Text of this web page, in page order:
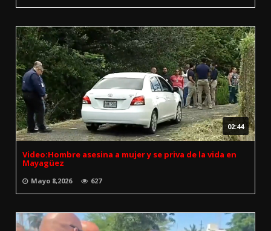
02:44
Video:Hombre asesina a mujer y se priva de la vida en
Mayagüez
Mayo 8,2026 627